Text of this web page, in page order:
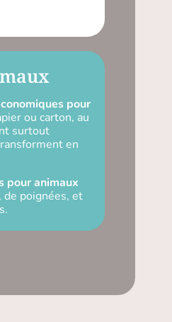
pour
ou carton, au
surtout
en
pour animaux
de poignées, et